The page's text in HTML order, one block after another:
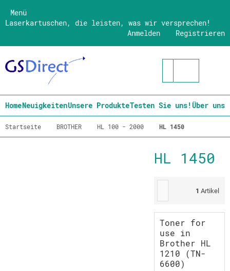
Menü
Laserkartuschen, die leisten, was wir versprechen!
Registrieren
Anmelden
HomeNeuigkeitenUnsere ProdukteTesten Sie uns!Über uns
Startseite BROTHER HL 100 - 2000 HL 1450
HL 1450
1 Artikel
Toner for
use in
Brother HL
1210 (TN-
6600)